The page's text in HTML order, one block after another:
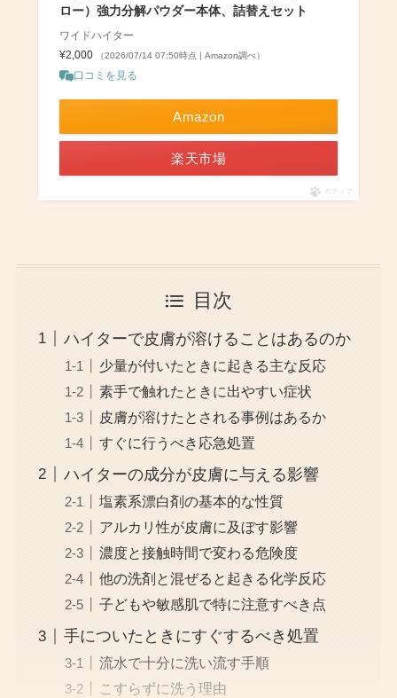
ロー）強力分解パウダー本体、詰替えセット
ワイドハイター
¥2,000
（2026/07/14 07:50時点 | Amazon調べ）
口コミを見る
Amazon
楽天市場
ポチップ
目次
ハイターで皮膚が溶けることはあるのか
少量が付いたときに起きる主な反応
素手で触れたときに出やすい症状
皮膚が溶けたとされる事例はあるか
すぐに行うべき応急処置
ハイターの成分が皮膚に与える影響
塩素系漂白剤の基本的な性質
アルカリ性が皮膚に及ぼす影響
濃度と接触時間で変わる危険度
他の洗剤と混ぜると起きる化学反応
子どもや敏感肌で特に注意すべき点
手についたときにすぐするべき処置
流水で十分に洗い流す手順
こすらずに洗う理由